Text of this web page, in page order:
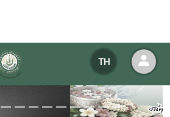
TH
Next